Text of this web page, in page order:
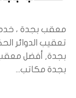
معقب بجدة ،
تعقيب الدوائر
بجدة مكاتب...